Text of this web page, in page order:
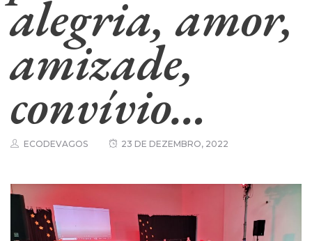
alegria, amor,
amizade,
convívio…
ECODEVAGOS 23 DE DEZEMBRO, 2022